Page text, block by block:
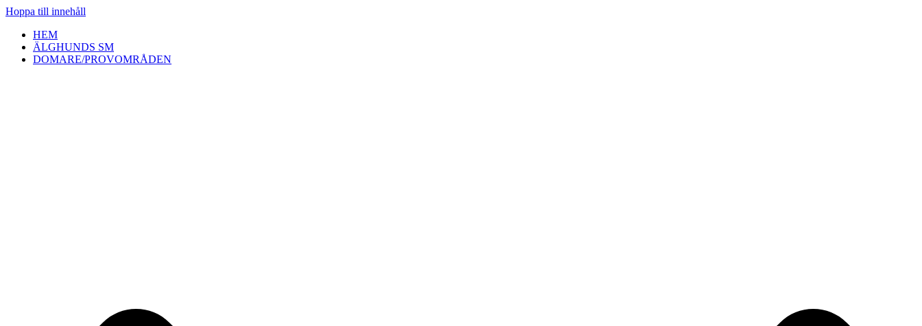
Hoppa till innehåll
HEM
ÄLGHUNDS SM
DOMARE/PROVOMRÅDEN